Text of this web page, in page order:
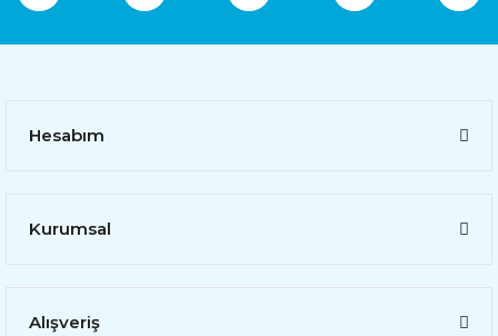
Hesabım
Kurumsal
Alışveriş